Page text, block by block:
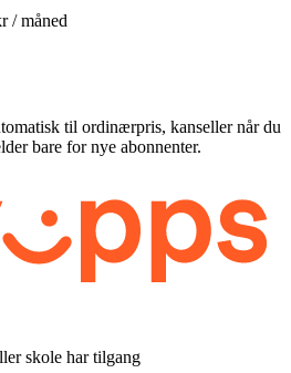
/ måned
til ordinærpris, kanseller når du
bare for nye abonnenter.
skole har tilgang